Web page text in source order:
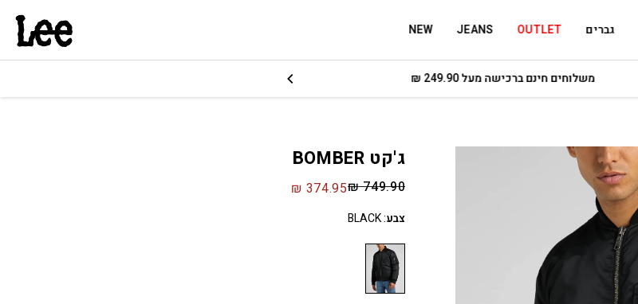
גברים OUTLET
JEANS
NEW
משלוחים חינם ברכישה מעל 249.90 ₪
ג'קט BOMBER
₪749.90
₪ 374.95
צבע:
BLACK